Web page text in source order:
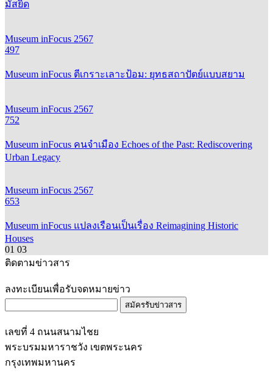
มัสยิด
Museum inFocus 2567
497
Museum inFocus ตีเกราะเลาะป้อม: ยุทธสถาปัตย์แบบสยาม
Museum inFocus 2567
752
Museum inFocus คนจำเมือง Echoes of the Past: Rediscovering
Urban Legacy
Museum inFocus 2567
653
Museum inFocus แปลงเรือนเป็นเรื่อง Reimagining Historic
Houses
01 03
ติดตามข่าวสาร
ลงทะเบียนเพื่อรับจดหมายข่าว
สมัครรับข่าวสาร
เลขที่ 4 ถนนสนามไชย
พระบรมมหาราชวัง เขตพระนคร
กรุงเทพมหานคร